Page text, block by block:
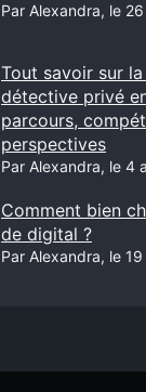
Par Alexandra, le
Tout savoir sur
détective privé
parcours,
perspectives
Par Alexandra, le 4
Comment bien
de digital ?
Par Alexandra, le